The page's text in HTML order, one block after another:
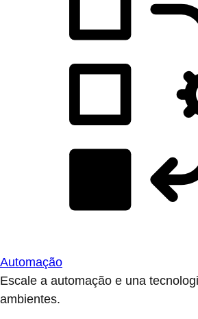
Automação
Escale a automação e una
ambientes.